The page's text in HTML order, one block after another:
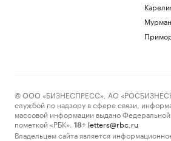
© ООО «БИЗНЕСПРЕСС», АО
службой по надзору в сфере связи,
массовой информации выдано
пометкой «РБК».
18+ letters@rbc.ru
Владельцем сайта является